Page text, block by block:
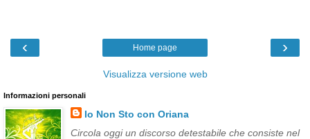
‹ ›
Home page
Visualizza versione web
Informazioni personali
Io Non Sto con Oriana
Circola oggi un discorso detestabile che consiste nel